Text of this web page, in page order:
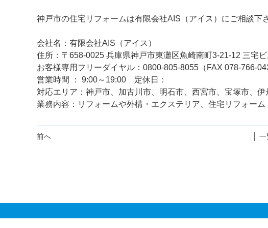
神戸市の住宅リフォームは有限会社AIS（アイス）にご相談下
会社名：有限会社AIS（アイス）
住所：〒658-0025 兵庫県神戸市東灘区魚崎南町3-21-12 三宅
お客様専用フリーダイヤル：0800-805-8055（FAX 078-766-
営業時間 ： 9:00～19:00 定休日：
対応エリア：神戸市、加古川市、明石市、西宮市、宝塚市、
業務内容：リフォームや外構・エクステリア、住宅リフォーム
前へ │ 一